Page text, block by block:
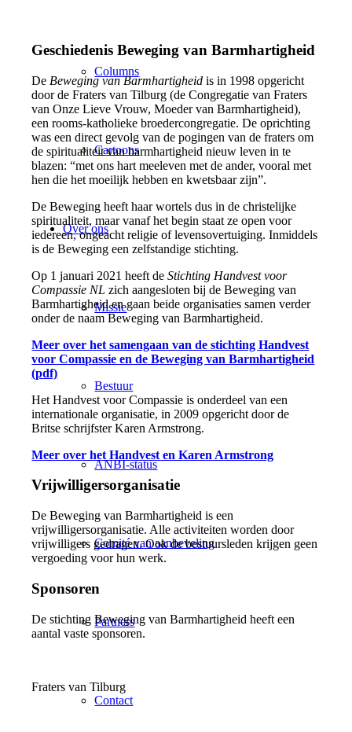
Columns
Cartoons
Over ons
Missie
Bestuur
ANBI-status
Comité van aanbeveling
Partners
Contact
Geschiedenis Beweging van Barmhartigheid
De Beweging van Barmhartigheid is in 1998 opgericht
door de Fraters van Tilburg (de Congregatie van Fraters
van Onze Lieve Vrouw, Moeder van Barmhartigheid),
een rooms-katholieke broedercongregatie. De oprichting
was een direct gevolg van de pogingen van de fraters om
de spiritualiteit van barmhartigheid nieuw leven in te
blazen: “met ons hart meeleven met de ander, vooral met
hen die het moeilijk hebben en kwetsbaar zijn”.
De Beweging heeft haar wortels dus in de christelijke
spiritualiteit, maar vanaf het begin staat ze open voor
iedereen, ongeacht religie of levensovertuiging. Inmiddels
is de Beweging een zelfstandige stichting.
Op 1 januari 2021 heeft deStichting Handvest voor
Compassie NL zich aangesloten bij de Beweging van
Barmhartigheid en gaan beide organisaties samen verder
onder de naam Beweging van Barmhartigheid.
Meer over het samengaan van de stichting Handvest
voor Compassie en de Beweging van Barmhartigheid
(pdf)
Het Handvest voor Compassie is onderdeel van een
internationale organisatie, in 2009 opgericht door de
Britse schrijfster Karen Armstrong.
Meer over het Handvest en Karen Armstrong
Vrijwilligersorganisatie
De Beweging van Barmhartigheid is een
vrijwilligersorganisatie. Alle activiteiten worden door
vrijwilligers gedragen. Ook de bestuursleden krijgen geen
vergoeding voor hun werk.
Sponsoren
De stichting Beweging van Barmhartigheid heeft een
aantal vaste sponsoren.
Fraters van Tilburg